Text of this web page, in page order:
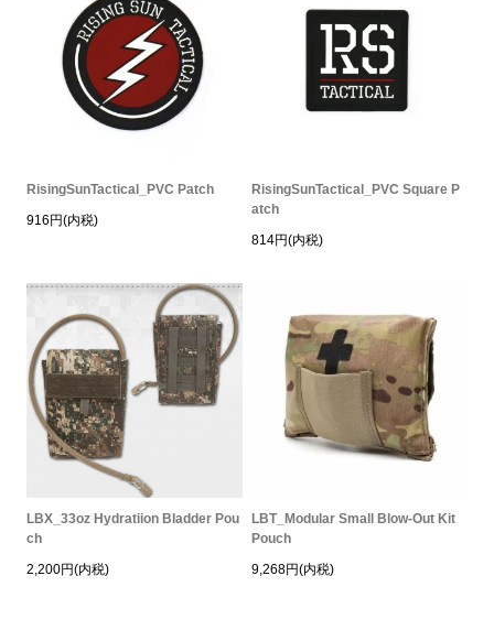
RisingSunTactical_PVC Patch
916円(内税)
RisingSunTactical_PVC Square P
atch
814円(内税)
LBX_33oz Hydratiion Bladder Pou
ch
2,200円(内税)
LBT_Modular Small Blow-Out Kit
Pouch
9,268円(内税)